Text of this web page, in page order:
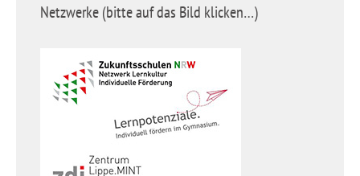
Netzwerke (bitte auf das Bild klicken…)